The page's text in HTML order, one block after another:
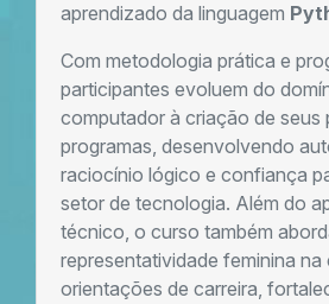
aprendizado da linguagem
Com metodologia prática e
participantes evoluem do
computador à criação de seus
programas, desenvolvendo
raciocínio lógico e confiança
setor de tecnologia. Além do
técnico, o curso também
representatividade feminina
orientações de carreira,